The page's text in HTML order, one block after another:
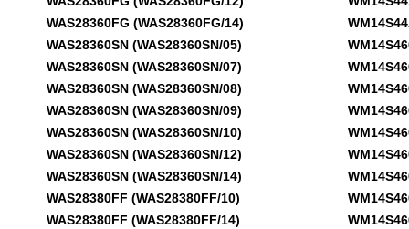
WAS28360FG (WAS28360FG/14)
WAS28360SN (WAS28360SN/05)
WAS28360SN (WAS28360SN/07)
WAS28360SN (WAS28360SN/08)
WAS28360SN (WAS28360SN/09)
WAS28360SN (WAS28360SN/10)
WAS28360SN (WAS28360SN/12)
WAS28360SN (WAS28360SN/14)
WAS28380FF (WAS28380FF/10)
WAS28380FF (WAS28380FF/14)